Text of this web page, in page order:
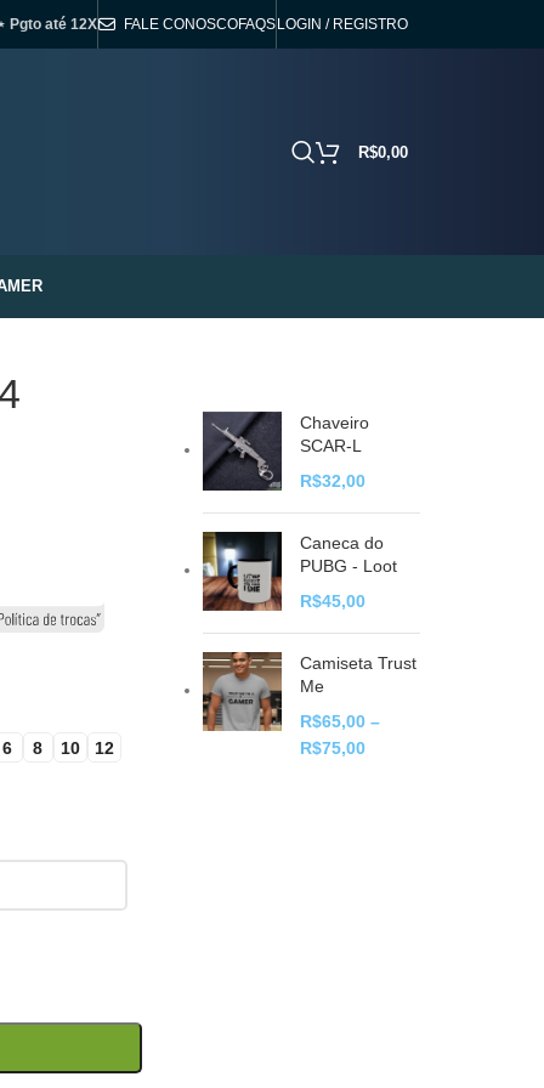
Pgto até 12X FALE CONOSCOFAQS LOGIN / REGISTRO
R$0,00
6 8 10 12
Chaveiro
SCAR-L
R$32,00
Caneca do
PUBG - Loot
R$45,00
Camiseta Trust
Me
R$65,00 –
R$75,00